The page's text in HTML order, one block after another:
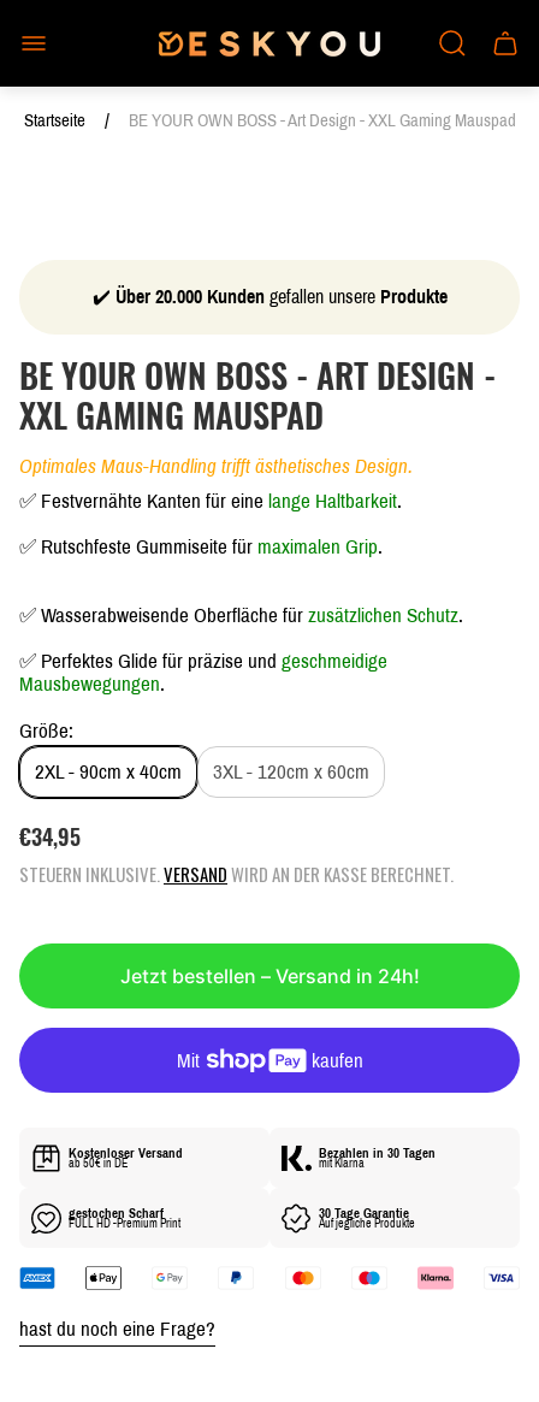
Laden-
Logo"
Startseite / BE YOUR OWN BOSS - Art Design - XXL Gaming Mauspad
✔️ Über 20.000 Kundengefallen unsere Produkte
BE YOUR OWN BOSS - ART DESIGN -
XXL GAMING MAUSPAD
Optimales Maus-Handling trifft ästhetisches Design.
✅ Festvernähte Kanten für eine lange Haltbarkeit.
✅ Rutschfeste Gummiseite für maximalen Grip.
✅ Wasserabweisende Oberfläche für zusätzlichen Schutz.
✅ Perfektes Glide für präzise und geschmeidige
Mausbewegungen.
Größe:
2XL - 90cm x 40cm
3XL - 120cm x 60cm
R
E
G
Ä
R
R
P
R
€34,95
STEUERN INKLUSIVE. VERSANDWIRD AN DER KASSE BERECHNET.
Jetzt bestellen – Versand in 24h!
Kostenloser Versand
ab 50€ in DE
Bezahlen in 30 Tagen
mit Klarna
gestochen Scharf
FULL HD -Premium Print
30 Tage Garantie
Auf jegliche Produkte
hast du noch eine Frage?